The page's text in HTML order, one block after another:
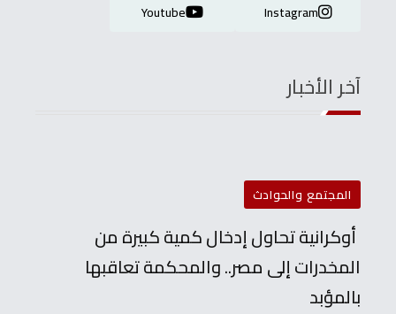
Instagram
Youtube
آخر الأخبار
المجتمع والحوادث
أوكرانية تحاول إدخال كمية كبيرة من
المخدرات إلى مصر.. والمحكمة تعاقبها
بالمؤبد